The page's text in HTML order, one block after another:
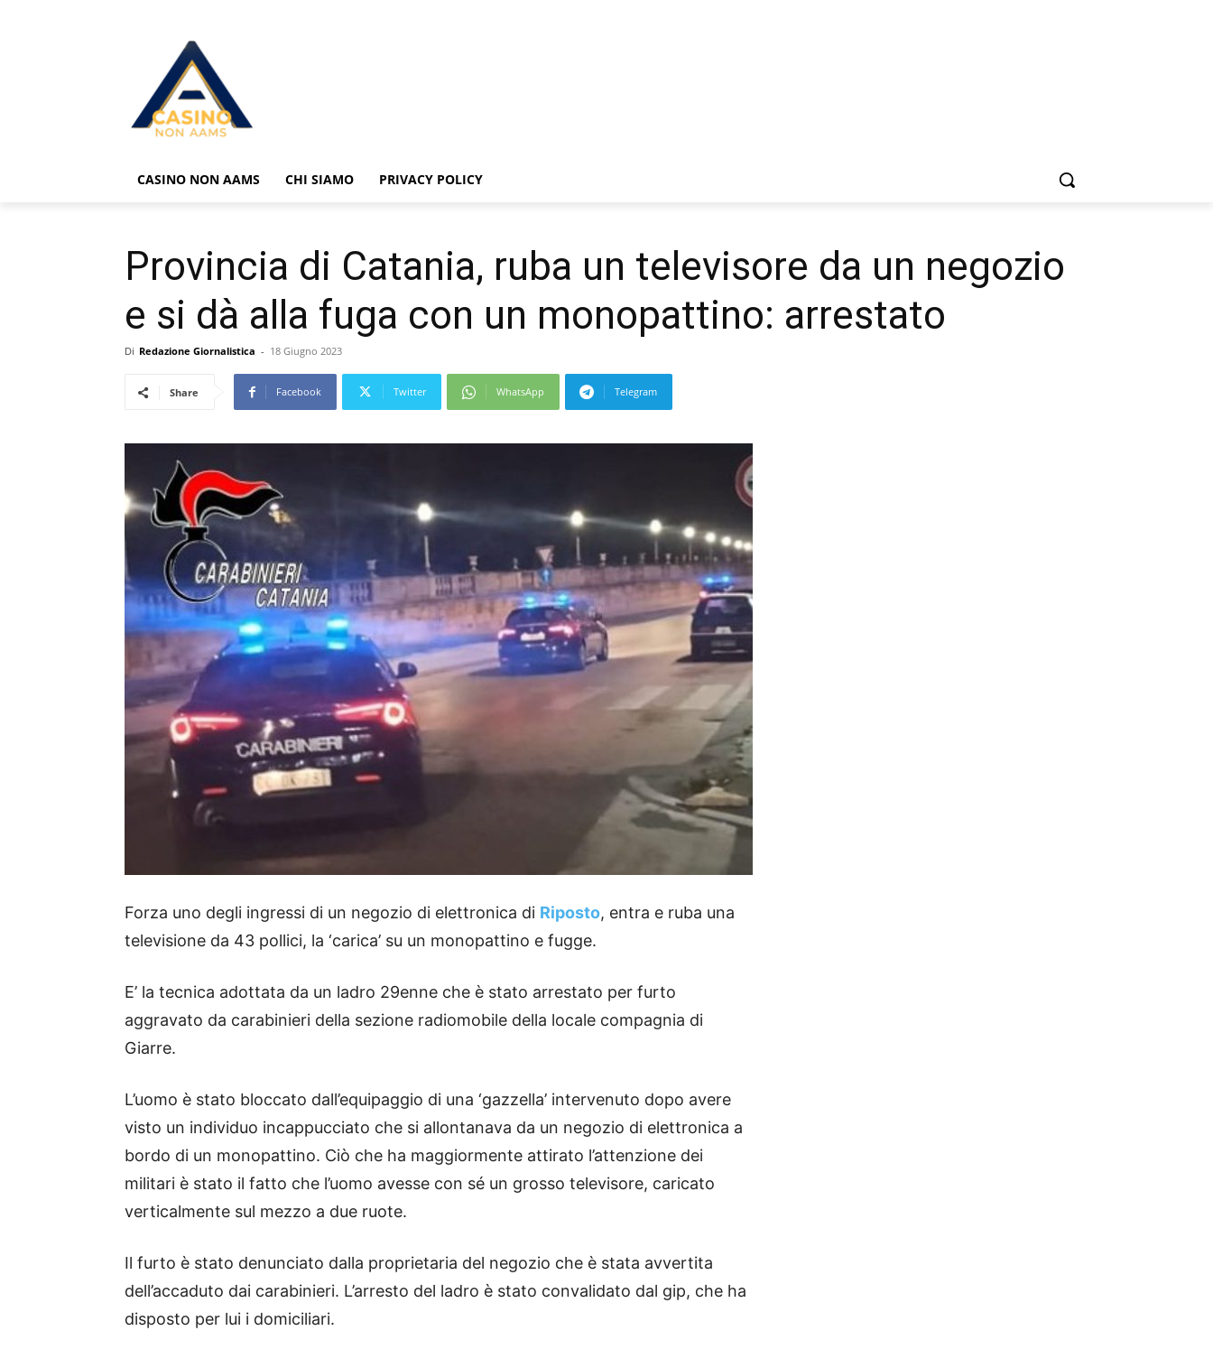
CASINO NON AAMS CHI SIAMO PRIVACY POLICY
Provincia di Catania, ruba un televisore da un negozio
e si dà alla fuga con un monopattino: arrestato
Di Redazione Giornalistica - 18 Giugno 2023
Share Facebook Twitter WhatsApp Telegram
Forza uno degli ingressi di un negozio di elettronica di Riposto, entra e ruba una
televisione da 43 pollici, la ‘carica’ su un monopattino e fugge.
E’ la tecnica adottata da un ladro 29enne che è stato arrestato per furto
aggravato da carabinieri della sezione radiomobile della locale compagnia di
Giarre.
L’uomo è stato bloccato dall’equipaggio di una ‘gazzella’ intervenuto dopo avere
visto un individuo incappucciato che si allontanava da un negozio di elettronica a
bordo di un monopattino. Ciò che ha maggiormente attirato l’attenzione dei
militari è stato il fatto che l’uomo avesse con sé un grosso televisore, caricato
verticalmente sul mezzo a due ruote.
Il furto è stato denunciato dalla proprietaria del negozio che è stata avvertita
dell’accaduto dai carabinieri. L’arresto del ladro è stato convalidato dal gip, che ha
disposto per lui i domiciliari.